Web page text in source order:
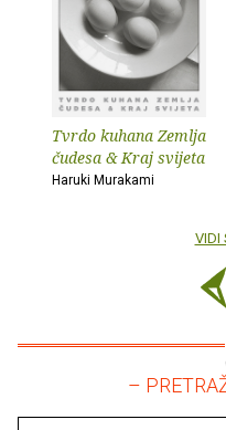
Tvrdo kuhana Zemlja
čudesa & Kraj svijeta
Haruki Murakami
VIDI
–